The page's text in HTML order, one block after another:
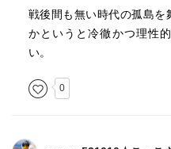
戦後間も無い時代の孤島を
かというと冷徹かつ理性
い。
0